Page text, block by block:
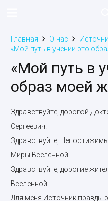
Главная О нас
«Мой путь в учении это
«Мой путь в
образ моей
Здравствуйте, дорогой
Сергеевич!
Здравствуйте,
Миры Вселенной!
Здравствуйте, дорогие
Вселенной!
Для меня Источник правды